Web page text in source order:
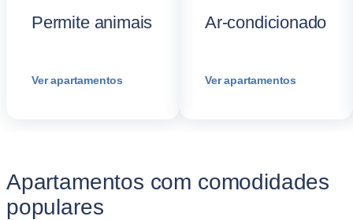
Permite animais
Ver apartamentos
Ar-condicionado
Ver apartamentos
Apartamentos com comodidades
populares